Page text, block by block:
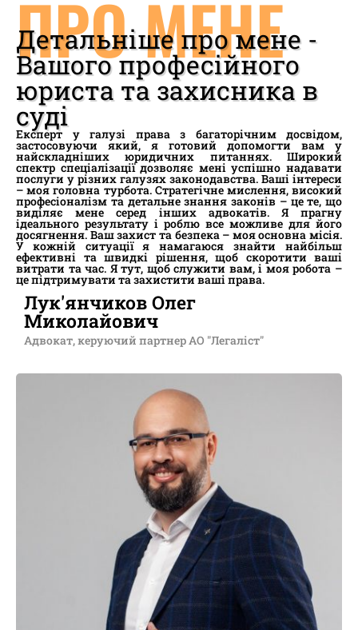
ПРО МЕНЕ
Детальніше про мене -
Вашого професійного
юриста та захисника в
суді
Експерт у галузі права з багаторічним досвідом,
застосовуючи який, я готовий допомогти вам у
найскладніших юридичних питаннях. Широкий
спектр спеціалізації дозволяє мені успішно надавати
послуги у різних галузях законодавства. Ваші інтереси
– моя головна турбота. Стратегічне мислення, високий
професіоналізм та детальне знання законів – це те, що
виділяє мене серед інших адвокатів. Я прагну
ідеального результату і роблю все можливе для його
досягнення. Ваш захист та безпека – моя основна місія.
У кожній ситуації я намагаюся знайти найбільш
ефективні та швидкі рішення, щоб скоротити ваші
витрати та час. Я тут, щоб служити вам, і моя робота –
це підтримувати та захистити ваші права.
Лук'янчиков Олег
Миколайович
Адвокат, керуючий партнер АО "Легаліст"